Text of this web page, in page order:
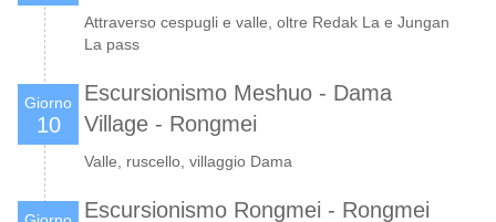
Attraverso cespugli e valle, oltre Redak La e Jungan
La pass
Giorno
10
Escursionismo Meshuo - Dama
Village - Rongmei
Valle, ruscello, villaggio Dama
Escursionismo Rongmei - Rongmei